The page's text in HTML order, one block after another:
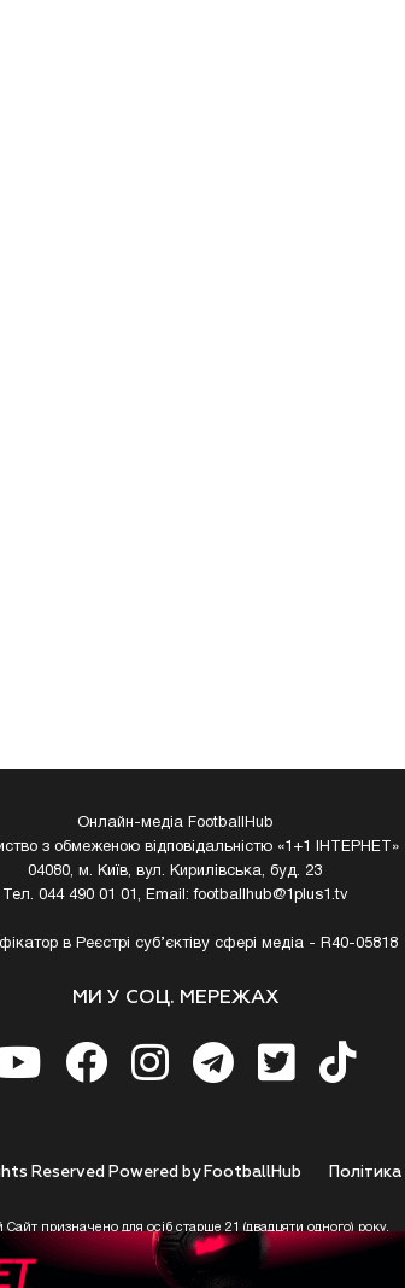
Онлайн-медіа FootballHub
з обмеженою відповідальністю «1+1 ІНТЕРНЕТ»
04080, м. Київ, вул. Кирилівська, буд. 23
Тел. 044 490 01 01, Email:footballhub@1plus1.tv
в Реєстрі суб’єктіву сфері медіа - R40-05818
МИ У СОЦ. МЕРЕЖАХ
Reserved Powered by FootballHub
призначено для осіб старше 21 (двадцяти одного) року.
https://footballhub.ua, Користувач цим підтверджує, що
досягли 21-річного віку - не розпочинайте або припиніть